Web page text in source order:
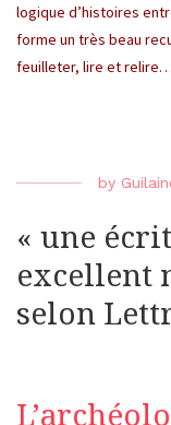
logique d’histoires
forme un très beau
feuilleter, lire et
by
« une
excellent
selon